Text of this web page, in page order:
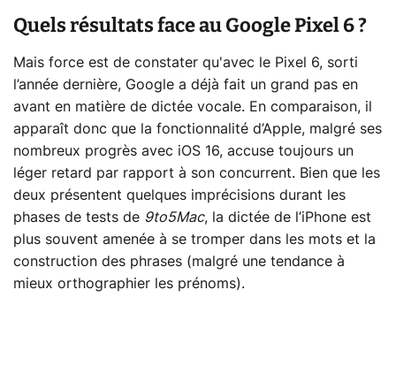
Quels résultats face au Google Pixel 6 ?
Mais force est de constater qu'avec le Pixel 6, sorti
l’année dernière, Google a déjà fait un grand pas en
avant en matière de dictée vocale. En comparaison, il
apparaît donc que la fonctionnalité d’Apple, malgré ses
nombreux progrès avec iOS 16, accuse toujours un
léger retard par rapport à son concurrent. Bien que les
deux présentent quelques imprécisions durant les
phases de tests de 9to5Mac, la dictée de l’iPhone est
plus souvent amenée à se tromper dans les mots et la
construction des phrases (malgré une tendance à
mieux orthographier les prénoms).